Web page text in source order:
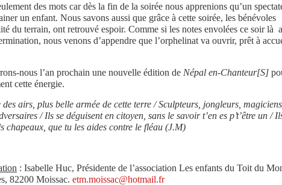
des mots car dès la fin de la soirée nous apprenions qu’un
un enfant. Nous savons aussi que grâce à cette soirée, les bénévoles
du terrain, ont retrouvé espoir. Comme si les notes envolées ce soir là
nous venons d’appendre que l’orphelinat va ouvrir, prêt à
nous l’an prochain une nouvelle édition de Népal en-Chanteur[S]
cette énergie.
des airs, plus belle armée de cette terre / Sculpteurs, jongleurs,
/ Ils se déguisent en citoyen, sans le savoir t’en es p’t’être un /
chapeaux, que tu les aides contre le fléau (J.M)
: Isabelle Huc, Présidente de l’association Les enfants du Toit du
82200 Moissac. etm.moissac@hotmail.fr